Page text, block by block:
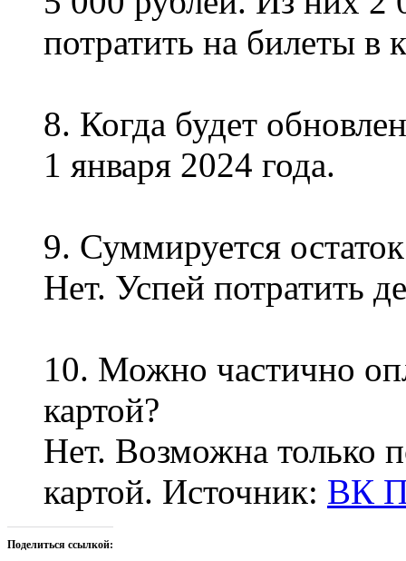
потратить на билеты в
8. Когда будет
1 января 2024 года.
9. Суммируется
Нет. Успей потратить
10. Можно частично
картой?
Нет. Возможна только
картой. Источник: ВК
Поделиться ссылкой: